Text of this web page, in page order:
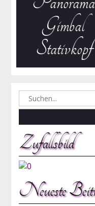
Gimbal
Stativkopf
Search
for:
Zufallsbild
Neueste